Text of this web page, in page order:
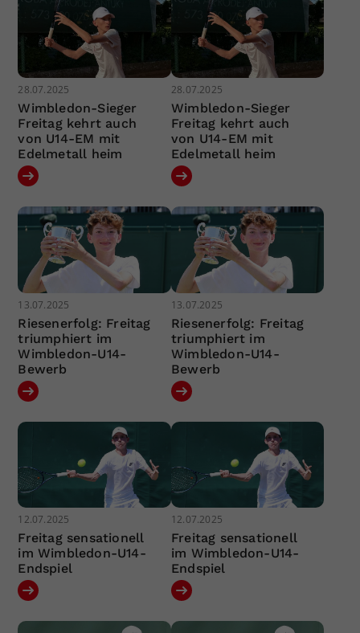
28.07.2025
Wimbledon-Sieger
Freitag kehrt auch
von U14-EM mit
Edelmetall heim
28.07.2025
Wimbledon-Sieger
Freitag kehrt auch
von U14-EM mit
Edelmetall heim
13.07.2025
Riesenerfolg: Freitag
triumphiert im
Wimbledon-U14-
Bewerb
13.07.2025
Riesenerfolg: Freitag
triumphiert im
Wimbledon-U14-
Bewerb
12.07.2025
Freitag sensationell
im Wimbledon-U14-
Endspiel
12.07.2025
Freitag sensationell
im Wimbledon-U14-
Endspiel